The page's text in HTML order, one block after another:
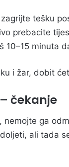
tešku
prebacite
10–15 minuta
i žar, dobit
čekanje
nemojte ga
ali tada